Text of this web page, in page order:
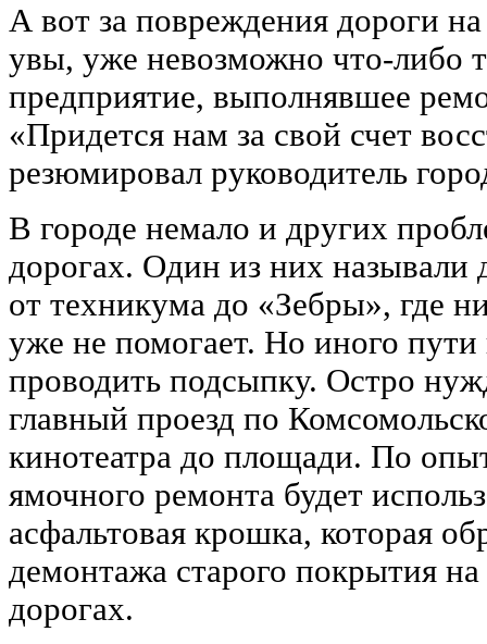
А вот за повреждения дороги
увы, уже невозможно что-либо
предприятие, выполнявшее
«Придется нам за свой счет
резюмировал руководитель
В городе немало и других
дорогах. Один из них называли
от техникума до «Зебры», где
уже не помогает. Но иного пути
проводить подсыпку. Остро
главный проезд по
кинотеатра до площади. По
ямочного ремонта будет
асфальтовая крошка, которая
демонтажа старого покрытия
дорогах.